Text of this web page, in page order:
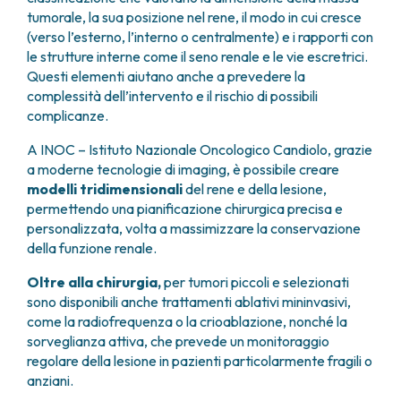
controindicazioni) o quando la lesione è
particolarmente complessa, si può ricorrere alla
risonanza magnetica (RM). Quest’ultima offre
immagini dettagliate e rappresenta un’ottima
alternativa per completare la valutazione.
Tumori renali maligni
Il carcinoma a cellule renali viene suddiviso in:
non papillifero, cosiddetto “a cellule chiare”
papillifero
cromofobo
dei dotti collettori
tumorale, la sua posizione nel rene, il modo in cui cresce
(verso l’esterno, l’interno o centralmente) e i rapporti con
le strutture interne come il seno renale e le vie escretrici.
Questi elementi aiutano anche a prevedere la
complessità dell’intervento e il rischio di possibili
complicanze.
A INOC – Istituto Nazionale Oncologico Candiolo, grazie
a moderne tecnologie di imaging, è possibile creare
modelli tridimensionalidel rene e della lesione,
permettendo una pianificazione chirurgica precisa e
personalizzata, volta a massimizzare la conservazione
della funzione renale.
Oltre alla chirurgia,per tumori piccoli e selezionati
sono disponibili anche trattamenti ablativi mininvasivi,
come la radiofrequenza o la crioablazione, nonché la
sorveglianza attiva, che prevede un monitoraggio
regolare della lesione in pazienti particolarmente fragili o
anziani.